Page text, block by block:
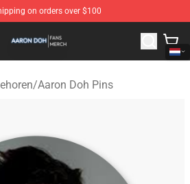
on orders over $100
Official Aaron Doh Merchandise Store
/Aaron Doh Pins